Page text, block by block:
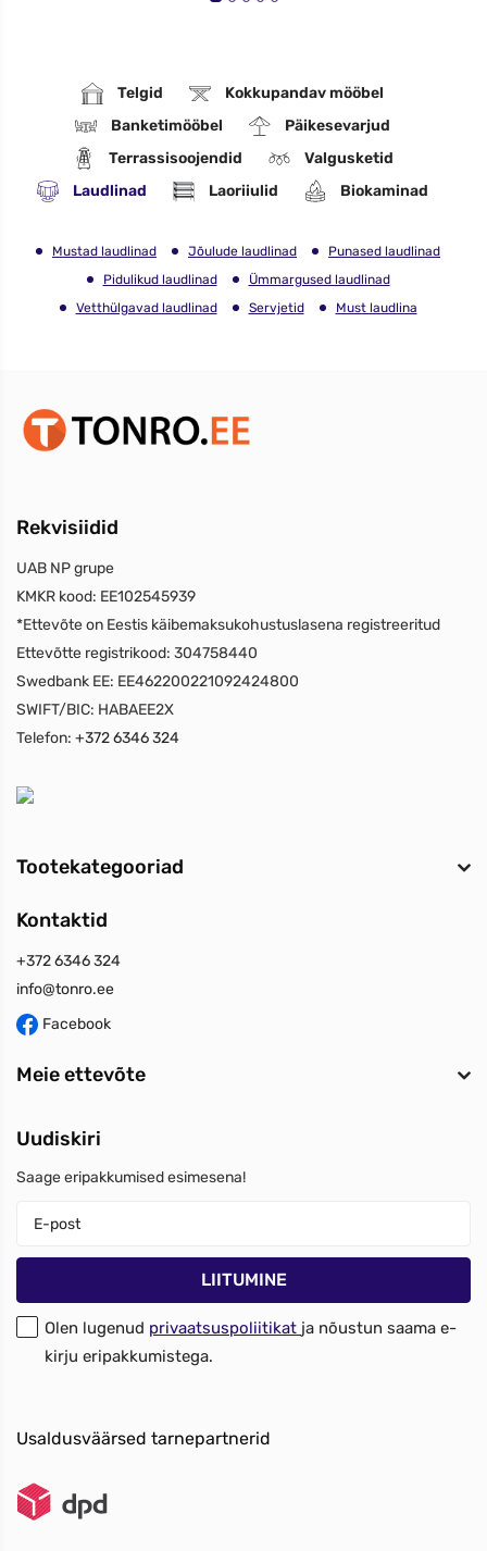
Telgid
Kokkupandav mööbel
Banketimööbel
Päikesevarjud
Terrassisoojendid
Valgusketid
Laudlinad
Laoriiulid Biokaminad
Mustad laudlinad Jõulude laudlinad
Punased laudlinad
Pidulikud laudlinad
Ümmargused laudlinad
Vetthülgavad laudlinad
Servjetid Must laudlina
Rekvisiidid
UAB NP grupe
KMKR kood: EE102545939
*Ettevõte on Eestis käibemaksukohustuslasena registreeritud
Ettevõtte registrikood: 304758440
Swedbank EE: EE462200221092424800
SWIFT/BIC: HABAEE2X
Telefon: +372 6346 324
Tootekategooriad
Kontaktid
+372 6346 324
info@tonro.ee
Facebook
Meie ettevõte
Uudiskiri
Saage eripakkumised esimesena!
Olen lugenud privaatsuspoliitikat ja nõustun saama e-
kirju eripakkumistega.
Usaldusväärsed tarnepartnerid